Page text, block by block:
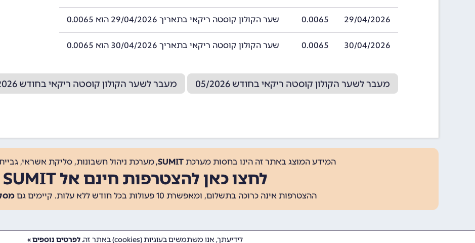
29/04/2026
0.0065 שער הקולון קוסטה ריקאי בתאריך 29/04/2026 הוא 0.0065
30/04/2026
0.0065 שער הקולון קוסטה ריקאי בתאריך 30/04/2026 הוא 0.0065
מעבר לשער הקולון קוסטה ריקאי בחודש 05/2026 מעבר לשער הקולון קוסטה ריקאי בחודש 03/2026
המידע המוצג באתר זה הינו בחסות מערכת SUMIT, מערכת ניהול חשבונות, סליקת אשראי,
לחצו כאן להצטרפות חינם אל SUMIT
ההצטרפות אינה כרוכה בתשלום, ומאפשרת 10 פעולות בכל חודש ללא עלות. קיימים גם
לידיעתך, אנו משתמשים בעוגיות (cookies) באתר זה. לפרטים נוספים »